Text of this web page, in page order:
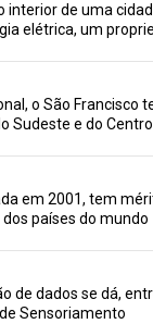
interior de uma
elétrica, um
o São Francisco
Sudeste e do
em 2001, tem
países do mundo
de dados se dá,
Sensoriamento